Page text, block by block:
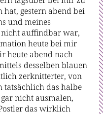
hat, gestern abend bei
und meines
nicht auffindbar war,
heute bei mir
heute abend nach
desselben blauen
zerknitterter, von
tatsächlich das halbe
nicht ausmalen,
das wirklich